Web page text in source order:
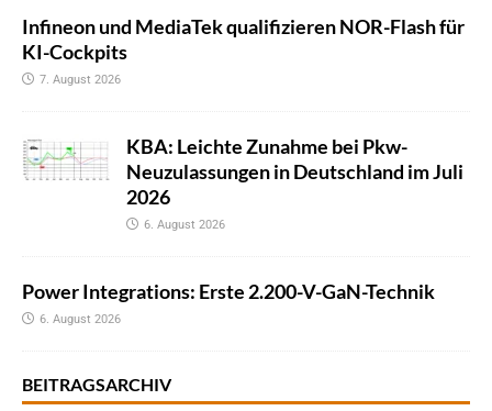
Infineon und MediaTek qualifizieren NOR-Flash für
KI-Cockpits
7. August 2026
KBA: Leichte Zunahme bei Pkw-
Neuzulassungen in Deutschland im Juli
2026
6. August 2026
Power Integrations: Erste 2.200-V-GaN-Technik
6. August 2026
BEITRAGSARCHIV